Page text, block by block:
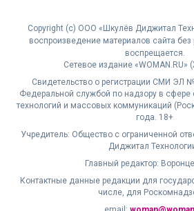
Copyright (с) ООО «Шкулёв Диджитал
воспроизведение материалов сайта
воспрещается.
Сетевое издание
Свидетельство о регистрации СМИ ЭЛ
Федеральной службой по надзору в
технологий и массовых коммуникаций
года. 18+
Учредитель: Общество с ограниченной
Диджитал
Главный редактор:
Контактные данные редакции для
числе, для